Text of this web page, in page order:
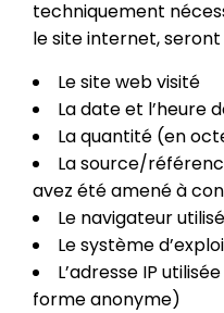
techniquement
le site internet,
Le site web visité
La date et l’heure
La quantité (en
La source/
avez été amené à
Le navigateur utilisé
Le système
L’adresse IP
forme anonyme)